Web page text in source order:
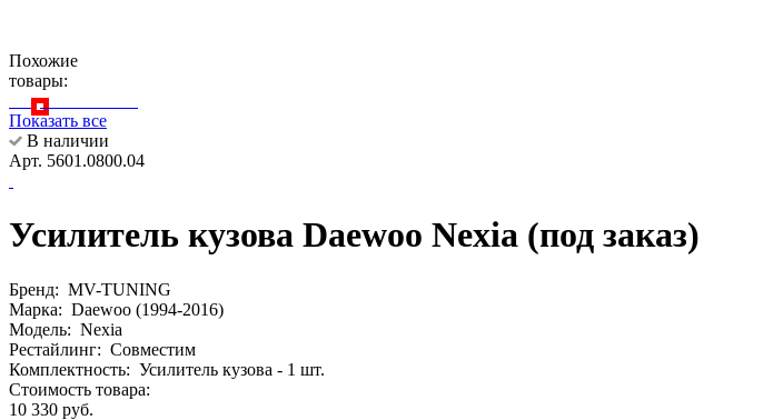
Похожие
товары:
Показать все
В наличии
Арт. 5601.0800.04
Усилитель кузова Daewoo Nexia (под заказ)
Бренд: MV-TUNING
Марка: Daewoo (1994-2016)
Модель: Nexia
Рестайлинг: Совместим
Комплектность: Усилитель кузова - 1 шт.
Стоимость товара:
10 330 руб.